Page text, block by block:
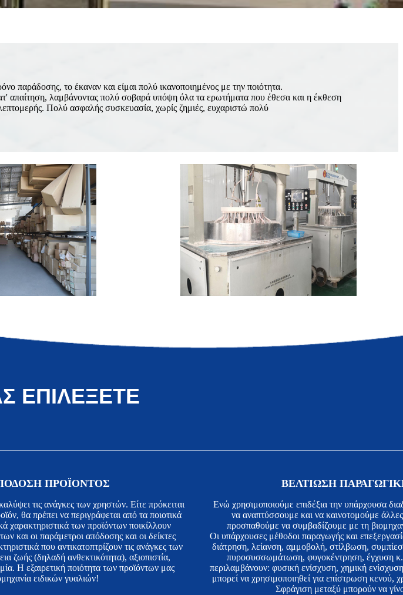
παράδοσης, το έκαναν και είμαι πολύ ικανοποιημένος με την ποιότητα.
απαίτηση, λαμβάνοντας πολύ σοβαρά υπόψη όλα τα ερωτήματα που έθεσα και η έκθεση
Πολύ ασφαλής συσκευασία, χωρίς ζημιές, ευχαριστώ πολύ
ΕΠΙΛΕΞΕΤΕ
ΠΡΟΪΟΝΤΟΣ
τις ανάγκες των χρηστών. Είτε πρόκειται
θα πρέπει να περιγράφεται από τα ποιοτικά
χαρακτηριστικά των προϊόντων ποικίλλουν
και οι παράμετροι απόδοσης και οι δείκτες
που αντικατοπτρίζουν τις ανάγκες των
ζωής (δηλαδή ανθεκτικότητα), αξιοπιστία,
Η εξαιρετική ποιότητα των προϊόντων μας
ειδικών γυαλιών!
ΒΕΛΤΙΩΣΗ
Ενώ χρησιμοποιούμε επιδέξια την υπάρχουσα
να αναπτύσσουμε και να καινοτομούμε
προσπαθούμε να συμβαδίζουμε με τη
Οι υπάρχουσες μέθοδοι παραγωγής και
διάτρηση, λείανση, αμμοβολή, στίλβωση,
πυροσυσσωμάτωση, φυγοκέντρηση, έγχυση
περιλαμβάνουν: φυσική ενίσχυση, χημική
μπορεί να χρησιμοποιηθεί για επίστρωση
Σφράγιση μεταξύ μπορούν να